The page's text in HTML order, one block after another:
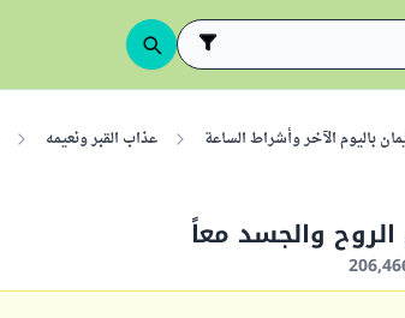
باليوم الآخر وأشراط الساعة عذاب القبر ونعيمه
والجسد معاً